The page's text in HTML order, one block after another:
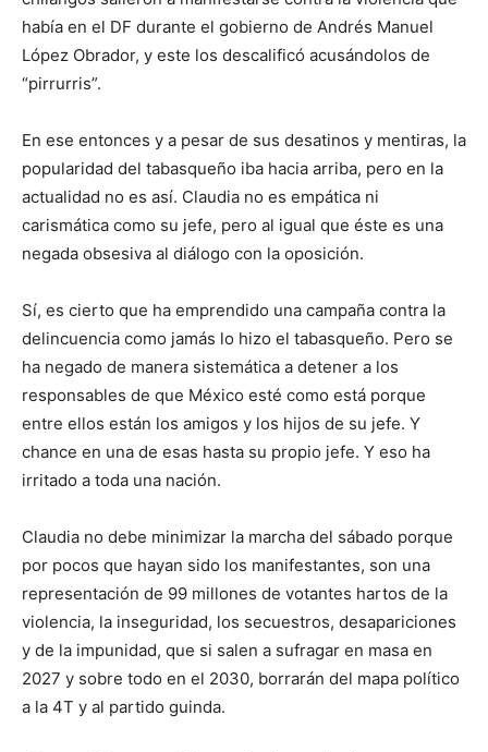
había en el DF durante el gobierno de Andrés Manuel
López Obrador, y este los descalificó acusándolos de
“pirrurris”.
En ese entonces y a pesar de sus desatinos y mentiras, la
popularidad del tabasqueño iba hacia arriba, pero en la
actualidad no es así. Claudia no es empática ni
carismática como su jefe, pero al igual que éste es una
negada obsesiva al diálogo con la oposición.
Sí, es cierto que ha emprendido una campaña contra la
delincuencia como jamás lo hizo el tabasqueño. Pero se
ha negado de manera sistemática a detener a los
responsables de que México esté como está porque
entre ellos están los amigos y los hijos de su jefe. Y
chance en una de esas hasta su propio jefe. Y eso ha
irritado a toda una nación.
Claudia no debe minimizar la marcha del sábado porque
por pocos que hayan sido los manifestantes, son una
representación de 99 millones de votantes hartos de la
violencia, la inseguridad, los secuestros, desapariciones
y de la impunidad, que si salen a sufragar en masa en
2027 y sobre todo en el 2030, borrarán del mapa político
a la 4T y al partido guinda.